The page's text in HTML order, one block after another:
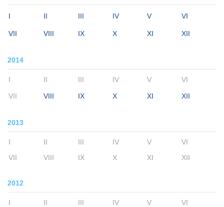
I II III IV V VI
VII VIII IX X XI XII
2014
I II III IV V VI
VII VIII IX X XI XII
2013
I II III IV V
VI
VII
VIII IX X XI XII
2012
I II III IV V
VI